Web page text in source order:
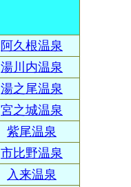
阿久根温泉
湯川内温泉
湯之尾温泉
宮之城温泉
紫尾温泉
市比野温泉
入来温泉